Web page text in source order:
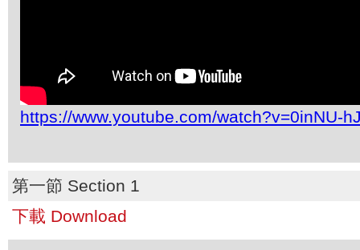
https://www.youtube.com/watch?v=0inNU-
第一節 Section 1
下載 Download